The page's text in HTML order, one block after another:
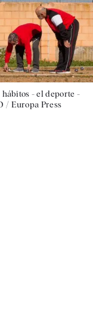
hábitos - el deporte -
/ Europa Press